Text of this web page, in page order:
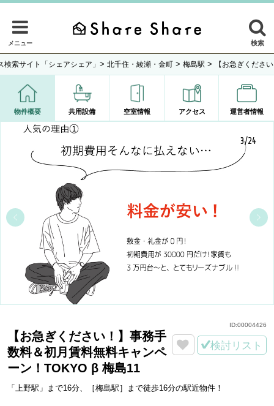
メニュー 検索
検索サイト「シェアシェア」 > 北千住・綾瀬・金町 > 梅島駅 > 【お急ぎくださ
物件概要 共用設備 空室情報 アクセス 運営者情報
3/24
【お急ぎください！】事務手
数料＆初月賃料無料キャンペ
ーン！TOKYO β 梅島11
「上野駅」まで16分、［梅島駅］まで徒歩16分の駅近物件！
検討リスト
ID:00004426